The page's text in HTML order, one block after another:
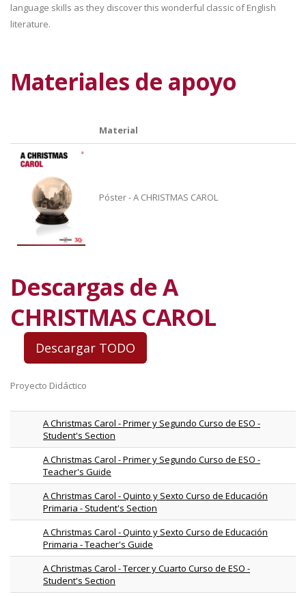
language skills as they discover this wonderful classic of English
literature.
Materiales de apoyo
Material
Póster - A CHRISTMAS CAROL
Descargas de A
CHRISTMAS CAROL
Proyecto Didáctico
A Christmas Carol - Primer y Segundo Curso de ESO -
Student's Section
A Christmas Carol - Primer y Segundo Curso de ESO -
Teacher's Guide
A Christmas Carol - Quinto y Sexto Curso de Educación
Primaria - Student's Section
A Christmas Carol - Quinto y Sexto Curso de Educación
Primaria - Teacher's Guide
A Christmas Carol - Tercer y Cuarto Curso de ESO -
Student's Section